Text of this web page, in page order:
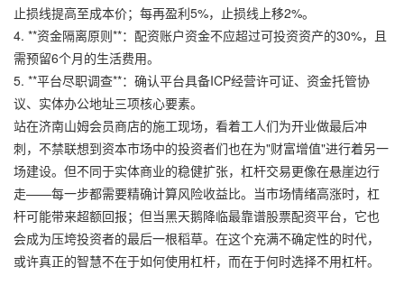
止损线提高至成本价；每再盈利5%，止损线上移2%。
4. **资金隔离原则**：配资账户资金不应超过可投资资产的30%，且
需预留6个月的生活费用。
5. **平台尽职调查**：确认平台具备ICP经营许可证、资金托管协
议、实体办公地址三项核心要素。
站在济南山姆会员商店的施工现场，看着工人们为开业做最后冲
刺，不禁联想到资本市场中的投资者们也在为"财富增值"进行着另一
场建设。但不同于实体商业的稳健扩张，杠杆交易更像在悬崖边行
走——每一步都需要精确计算风险收益比。当市场情绪高涨时，杠
杆可能带来超额回报；但当黑天鹅降临最靠谱股票配资平台，它也
会成为压垮投资者的最后一根稻草。在这个充满不确定性的时代，
或许真正的智慧不在于如何使用杠杆，而在于何时选择不用杠杆。